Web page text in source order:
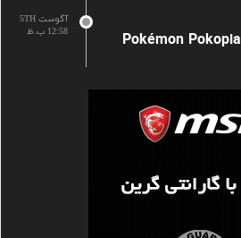
آگوست 5TH
12:58 ب.ظ
آپدیت بزرگ 2.0.0 بازی Pokémon Pokopia